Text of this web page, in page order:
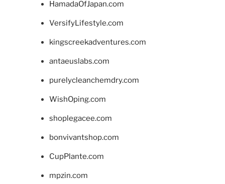
HamadaOfJapan.com
VersifyLifestyle.com
kingscreekadventures.com
antaeuslabs.com
purelycleanchemdry.com
WishOping.com
shoplegacee.com
bonvivantshop.com
CupPlante.com
mpzin.com